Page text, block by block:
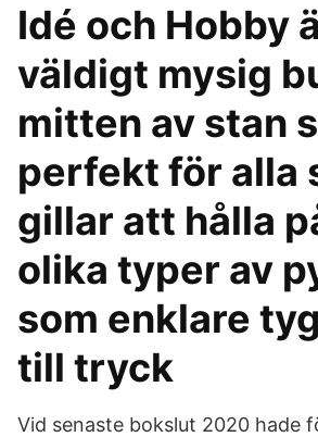
Idé och Hobby
väldigt mysig
mitten av stan
perfekt för alla
gillar att hålla
olika typer av
som enklare
till tryck
Vid senaste bokslut 2020 hade